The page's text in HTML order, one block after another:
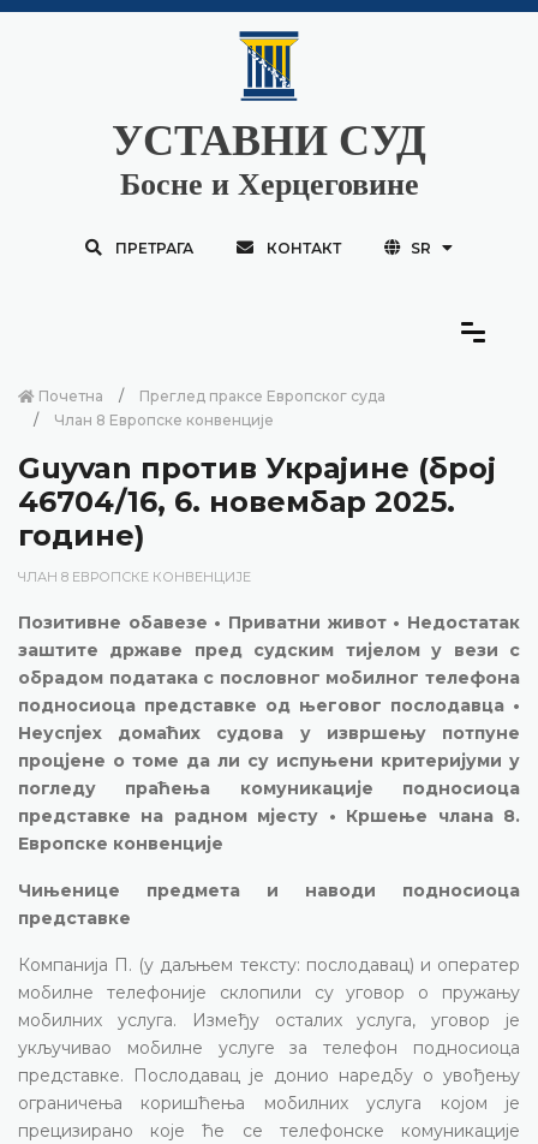
УСТАВНИ СУД
Босне и Херцеговине
ПРЕТРАГА КОНТАКТ SR
Почетна
Преглед праксе Европског суда
Члан 8 Европске конвенције
Guyvan против Украјине (број
46704/16, 6. новембар 2025.
године)
ЧЛАН 8 ЕВРОПСКЕ КОНВЕНЦИЈЕ
Позитивне обавезе • Приватни живот • Недостатак
заштите државе пред судским тијелом у вези с
обрадом података с пословног мобилног телефона
подносиоца представке од његовог послодавца •
Неуспјех домаћих судова у извршењу потпуне
процјене о томе да ли су испуњени критеријуми у
погледу праћења комуникације подносиоца
представке на радном мјесту • Кршење члана 8.
Европске конвенције
Чињенице предмета и наводи подносиоца
представке
Компанија П. (у даљњем тексту: послодавац) и оператер
мобилне телефоније склопили су уговор о пружању
мобилних услуга. Између осталих услуга, уговор је
укључивао мобилне услуге за телефон подносиоца
представке. Послодавац је донио наредбу о увођењу
ограничења коришћења мобилних услуга којом је
прецизирано које ће се телефонске комуникације